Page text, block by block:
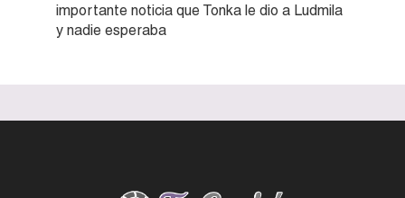
importante noticia que Tonka le dio a Ludmila
y nadie esperaba